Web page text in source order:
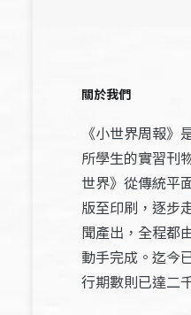
關於我們
《小世界周報》
所學生的實習刊
世界》從傳統平
版至印刷，逐步
聞產出，全程都
動手完成。迄今
行期數則已達二